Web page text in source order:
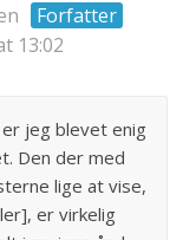
Forfatter
13:02
jeg blevet enig
Den der med
lige at vise,
er virkelig